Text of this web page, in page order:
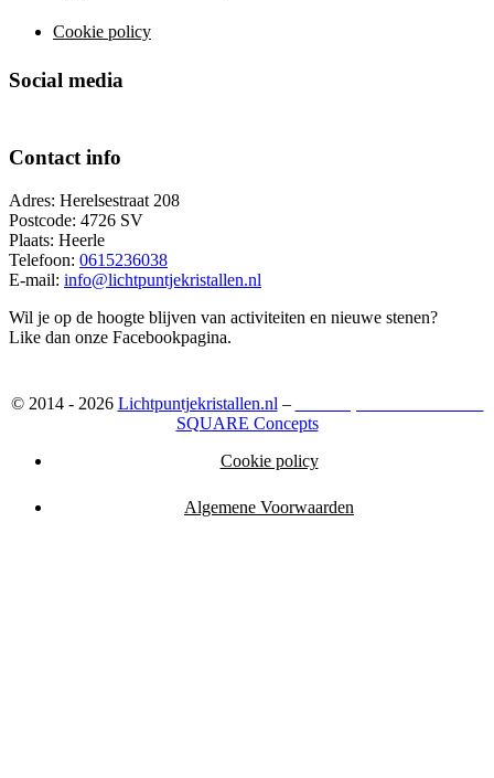
Cookie policy
Social media
Contact info
Adres: Herelsestraat 208
Postcode: 4726 SV
Plaats: Heerle
Telefoon: 0615236038
E-mail: info@lichtpuntjekristallen.nl
Wil je op de hoogte blijven van activiteiten en nieuwe stenen?
Like dan onze Facebookpagina.
© 2014 - 2026 Lichtpuntjekristallen.nl –
SQUARE Concepts
Cookie policy
Algemene Voorwaarden